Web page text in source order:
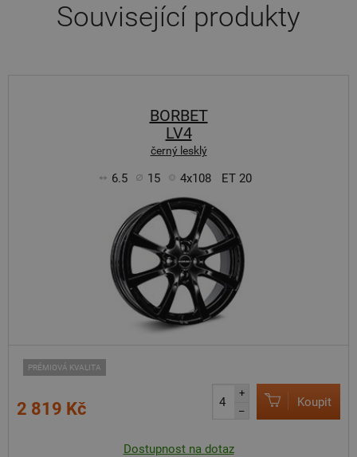
Související produkty
BORBET
LV4
černý lesklý
6.5 15 4x108 ET 20
PRÉMIOVÁ KVALITA
2 819 Kč
+
–
Koupit
Dostupnost na dotaz